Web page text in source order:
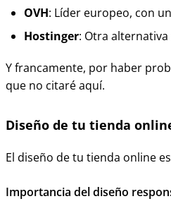
OVH: Líder europeo, con
Hostinger: Otra alternativa
Y francamente, por haber
que no citaré aquí.
Diseño de tu tienda
El diseño de tu tienda online
Importancia del diseño